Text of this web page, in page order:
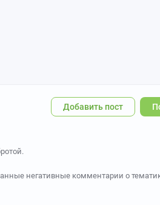
Добавить пост
негативные комментарии о